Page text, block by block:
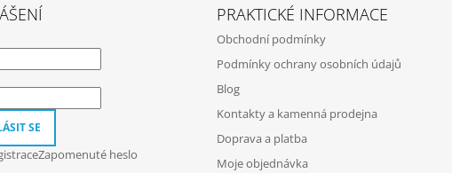
SE
Zapomenuté heslo
PRAKTICKÉ INFORMACE
Obchodní podmínky
Podmínky ochrany osobních údajů
Blog
Kontakty a kamenná prodejna
Doprava a platba
Moje objednávka